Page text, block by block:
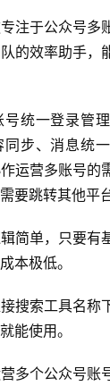
握所有功能。
接访问
媒体运营人或
定内容、专注
后台操作需要
营用户表示使用
做报表的时间